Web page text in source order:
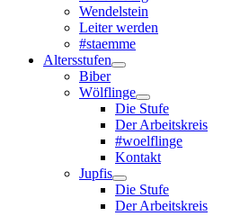
Wendelstein
Leiter werden
#staemme
Altersstufen
Biber
Wölflinge
Die Stufe
Der Arbeitskreis
#woelflinge
Kontakt
Jupfis
Die Stufe
Der Arbeitskreis